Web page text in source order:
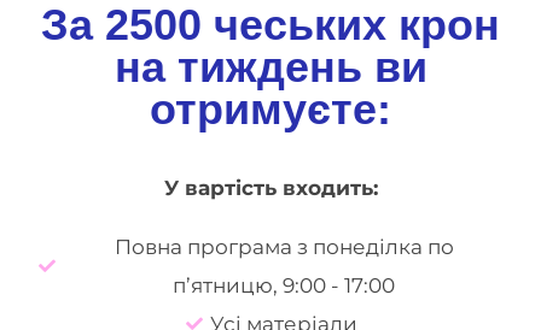
За 2500 чеських крон
на тиждень ви
отримуєте:
У вартість входить:
Повна програма з понеділка по
п’ятницю, 9:00 - 17:00
Усі матеріали